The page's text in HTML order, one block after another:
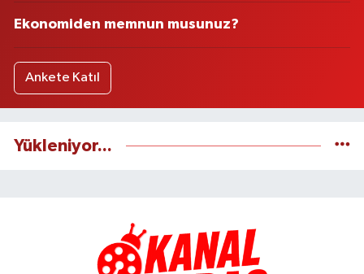
Ekonomiden memnun musunuz?
Ankete Katıl
Yükleniyor...